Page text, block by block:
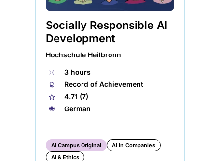
Socially Responsible AI
Development
Hochschule Heilbronn
⏱
3 hours
🏅︎
Record of Achievement
★
4.71 (7)
🌐︎
German
AI Campus Original
AI in Companies
AI & Ethics